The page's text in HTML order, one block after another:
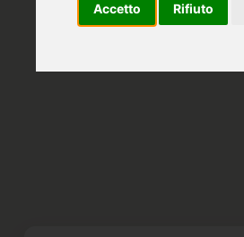
Accetto Rifiuto